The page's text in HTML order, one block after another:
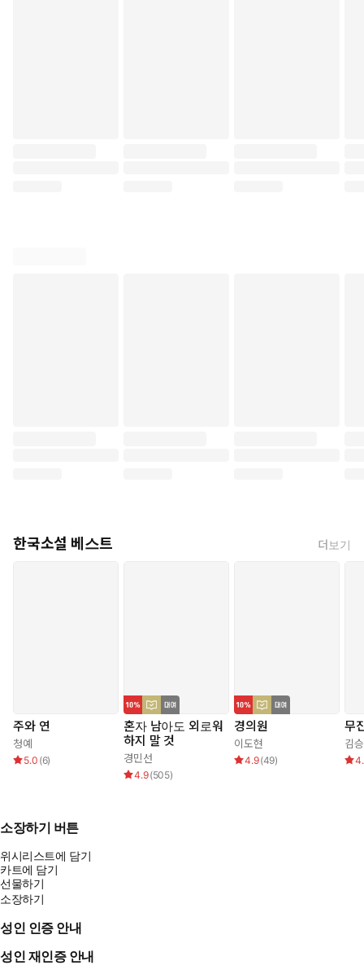
한국소설 베스트 더보기
주와 연
청예
5.0 (6)
혼자 남아도 외로워
하지 말 것
경민선
4.9(505)
경의원
이도현
4.9(49)
무
김
소장하기 버튼
위시리스트에 담기
카트에 담기
선물하기
소장하기
성인 인증 안내
성인 재인증 안내